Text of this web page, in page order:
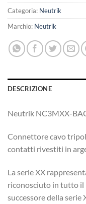
Categoria: Neutrik
Marchio: Neutrik
DESCRIZIONE
Neutrik NC3MXX-
Connettore cavo
contatti rivestiti in
La serie XX
riconosciuto in tutto il
successore della